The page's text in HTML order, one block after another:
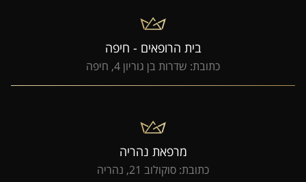
בית הרופאים - חיפה
כתובת: שדרות בן גוריון 4, חיפה
מרפאת נהריה
כתובת: סוקולוב 21, נהריה